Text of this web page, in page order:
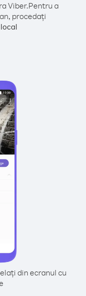
Viber.Pentru a
procedați
din ecranul cu